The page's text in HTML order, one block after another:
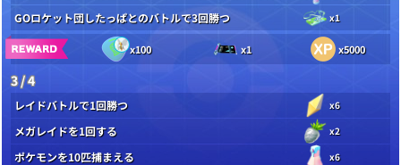
GOロケット団したっぱとのバトルで3回勝つ x1
x100 x1 x5000
3 / 4
レイドバトルで1回勝つ x6
メガレイドを1回する x2
ポケモンを10匹捕まえる x6